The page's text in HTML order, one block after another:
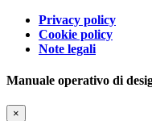
Privacy policy
Cookie policy
Note legali
Manuale operativo di
×